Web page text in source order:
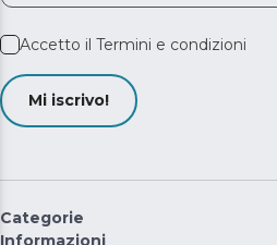
Accetto il Termini e condizioni
Mi iscrivo!
Categorie
Informazioni